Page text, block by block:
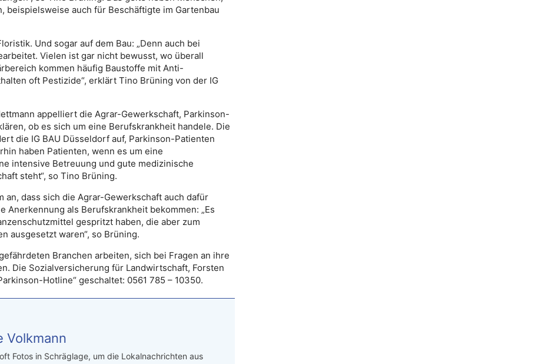
beispielsweise auch für Beschäftigte im Gartenbau
Und sogar auf dem Bau: „Denn auch bei
Vielen ist gar nicht bewusst, wo überall
kommen häufig Baustoffe mit Anti-
oft Pestizide“, erklärt Tino Brüning von der IG
appelliert die Agrar-Gewerkschaft, Parkinson-
ob es sich um eine Berufskrankheit handele. Die
die IG BAU Düsseldorf auf, Parkinson-Patienten
haben Patienten, wenn es um eine
intensive Betreuung und gute medizinische
steht“, so Tino Brüning.
an, dass sich die Agrar-Gewerkschaft auch dafür
als Berufskrankheit bekommen: „Es
gespritzt haben, die aber zum
ausgesetzt waren“, so Brüning.
Branchen arbeiten, sich bei Fragen an ihre
Die Sozialversicherung für Landwirtschaft, Forsten
Hotline“ geschaltet: 0561 785 – 10350.
Volkmann
Fotos in Schräglage, um die Lokalnachrichten aus